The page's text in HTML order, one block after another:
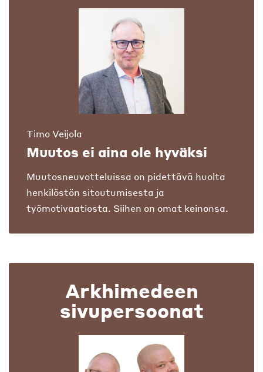
Timo Veijola
Muutos ei aina ole hyväksi
Muutosneuvotteluissa on pidettävä huolta
henkilöstön sitoutumisesta ja
työmotivaatiosta. Siihen on omat keinonsa.
Arkhimedeen
sivupersoonat